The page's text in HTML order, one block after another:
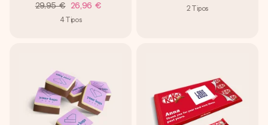
29,95 € 26,96 €
4Tipos
2 Tipos